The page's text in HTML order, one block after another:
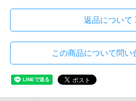
返品について
この商品について問い